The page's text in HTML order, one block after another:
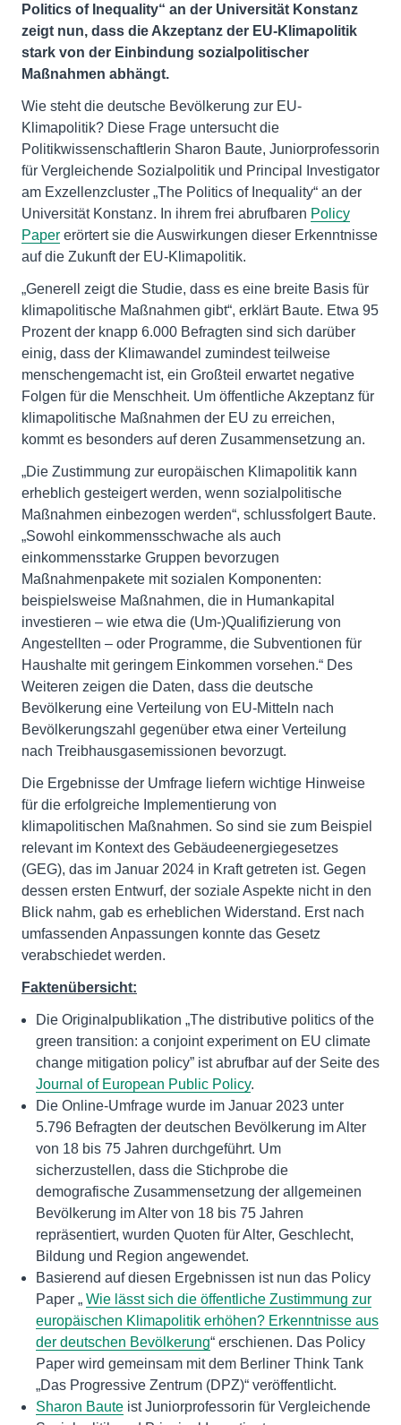
Politics of Inequality“ an der Universität Konstanz
zeigt nun, dass die Akzeptanz der EU-Klimapolitik
stark von der Einbindung sozialpolitischer
Maßnahmen abhängt.
Wie steht die deutsche Bevölkerung zur EU-
Klimapolitik? Diese Frage untersucht die
Politikwissenschaftlerin Sharon Baute, Juniorprofessorin
für Vergleichende Sozialpolitik und Principal Investigator
am Exzellenzcluster „The Politics of Inequality“ an der
Universität Konstanz. In ihrem frei abrufbaren Policy
Paper erörtert sie die Auswirkungen dieser Erkenntnisse
auf die Zukunft der EU-Klimapolitik.
„Generell zeigt die Studie, dass es eine breite Basis für
klimapolitische Maßnahmen gibt“, erklärt Baute. Etwa 95
Prozent der knapp 6.000 Befragten sind sich darüber
einig, dass der Klimawandel zumindest teilweise
menschengemacht ist, ein Großteil erwartet negative
Folgen für die Menschheit. Um öffentliche Akzeptanz für
klimapolitische Maßnahmen der EU zu erreichen,
kommt es besonders auf deren Zusammensetzung an.
„Die Zustimmung zur europäischen Klimapolitik kann
erheblich gesteigert werden, wenn sozialpolitische
Maßnahmen einbezogen werden“, schlussfolgert Baute.
„Sowohl einkommensschwache als auch
einkommensstarke Gruppen bevorzugen
Maßnahmenpakete mit sozialen Komponenten:
beispielsweise Maßnahmen, die in Humankapital
investieren – wie etwa die (Um-)Qualifizierung von
Angestellten – oder Programme, die Subventionen für
Haushalte mit geringem Einkommen vorsehen.“ Des
Weiteren zeigen die Daten, dass die deutsche
Bevölkerung eine Verteilung von EU-Mitteln nach
Bevölkerungszahl gegenüber etwa einer Verteilung
nach Treibhausgasemissionen bevorzugt.
Die Ergebnisse der Umfrage liefern wichtige Hinweise
für die erfolgreiche Implementierung von
klimapolitischen Maßnahmen. So sind sie zum Beispiel
relevant im Kontext des Gebäudeenergiegesetzes
(GEG), das im Januar 2024 in Kraft getreten ist. Gegen
dessen ersten Entwurf, der soziale Aspekte nicht in den
Blick nahm, gab es erheblichen Widerstand. Erst nach
umfassenden Anpassungen konnte das Gesetz
verabschiedet werden.
Faktenübersicht:
Die Originalpublikation „The distributive politics of the
green transition: a conjoint experiment on EU climate
change mitigation policy” ist abrufbar auf der Seite des
Journal of European Public Policy.
Die Online-Umfrage wurde im Januar 2023 unter
5.796 Befragten der deutschen Bevölkerung im Alter
von 18 bis 75 Jahren durchgeführt. Um
sicherzustellen, dass die Stichprobe die
demografische Zusammensetzung der allgemeinen
Bevölkerung im Alter von 18 bis 75 Jahren
repräsentiert, wurden Quoten für Alter, Geschlecht,
Bildung und Region angewendet.
Basierend auf diesen Ergebnissen ist nun das Policy
Paper „ Wie lässt sich die öffentliche Zustimmung zur
europäischen Klimapolitik erhöhen? Erkenntnisse aus
der deutschen Bevölkerung“ erschienen. Das Policy
Paper wird gemeinsam mit dem Berliner Think Tank
„Das Progressive Zentrum (DPZ)“ veröffentlicht.
Sharon Baute ist Juniorprofessorin für Vergleichende